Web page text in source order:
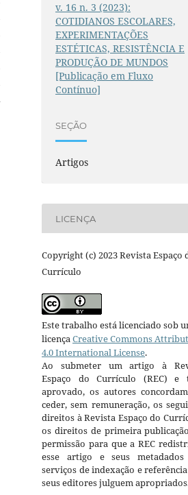
v. 16 n. 3 (2023):
COTIDIANOS ESCOLARES,
EXPERIMENTAÇÕES
ESTÉTICAS, RESISTÊNCIA E
PRODUÇÃO DE MUNDOS
[Publicação em Fluxo
Contínuo]
SEÇÃO
Artigos
LICENÇA
Copyright (c) 2023 Revista Espaço
Currículo
Este trabalho está licenciado sob
licençaCreative Commons
4.0 International License.
Ao submeter um artigo à
Espaço do Currículo (REC) e
aprovado, os autores
ceder, sem remuneração, os
direitos à Revista Espaço do
os direitos de primeira
permissão para que a REC
esse artigo e seus metadados
serviços de indexação e
seus editores julguem